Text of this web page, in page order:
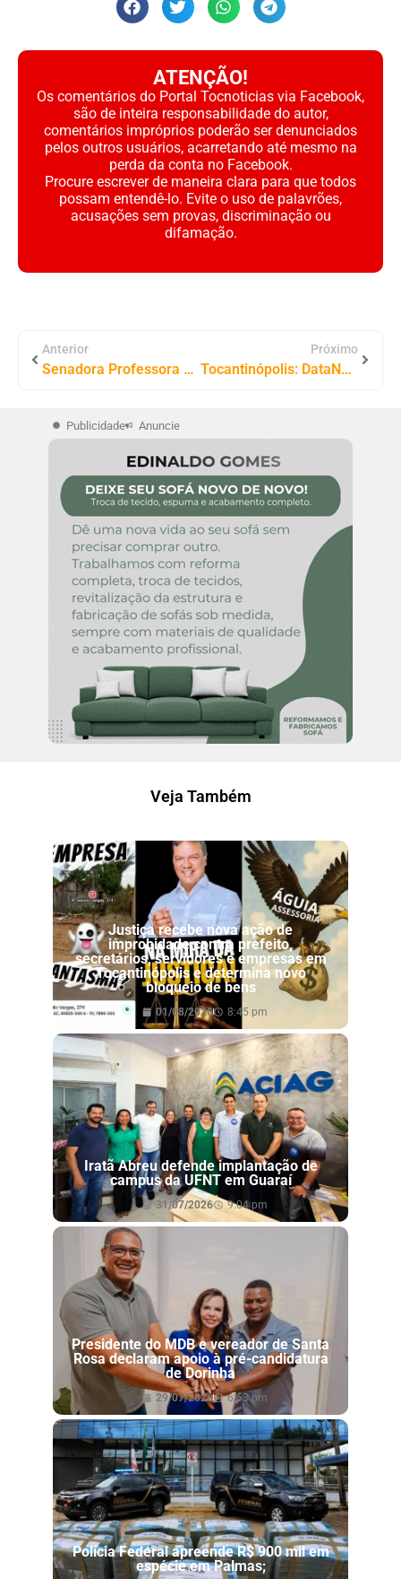
ATENÇÃO!
Os comentários do Portal Tocnoticias via Facebook,
são de inteira responsabilidade do autor,
comentários impróprios poderão ser denunciados
pelos outros usuários, acarretando até mesmo na
perda da conta no Facebook.
Procure escrever de maneira clara para que todos
possam entendê-lo. Evite o uso de palavrões,
acusações sem provas, discriminação ou
difamação.
Anterior
Senadora Professora Dorinha defende retorno de Eduardo Siqueira ao cargo de prefeito e rechaça especulações
Próximo
Tocantinópolis: DataNet Conclui Instalação de Fibra Óptica em 100% do Povoado Genipapo
Publicidade Anuncie
Veja Também
Justiça recebe nova ação de
improbidade contra prefeito,
secretários, servidores e empresas em
Tocantinópolis e determina novo
bloqueio de bens
01/08/2026 8:45 pm
Iratã Abreu defende implantação de
campus da UFNT em Guaraí
31/07/2026 9:04 pm
Presidente do MDB e vereador de Santa
Rosa declaram apoio à pré-candidatura
de Dorinha
29/07/2026 6:53 pm
Polícia Federal apreende R$ 900 mil em
espécie em Palmas;